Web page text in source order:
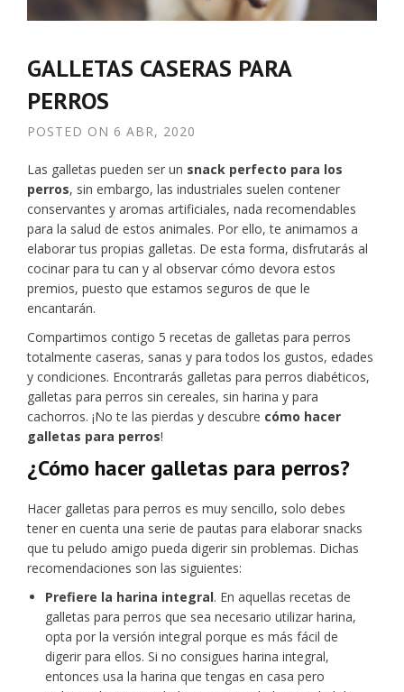
GALLETAS CASERAS PARA
PERROS
POSTED ON 6 ABR, 2020
Las galletas pueden ser un snack perfecto para los
perros, sin embargo, las industriales suelen contener
conservantes y aromas artificiales, nada recomendables
para la salud de estos animales. Por ello, te animamos a
elaborar tus propias galletas. De esta forma, disfrutarás al
cocinar para tu can y al observar cómo devora estos
premios, puesto que estamos seguros de que le
encantarán.
Compartimos contigo 5 recetas de galletas para perros
totalmente caseras, sanas y para todos los gustos, edades
y condiciones. Encontrarás galletas para perros diabéticos,
galletas para perros sin cereales, sin harina y para
cachorros. ¡No te las pierdas y descubre cómo hacer
galletas para perros!
¿Cómo hacer galletas para perros?
Hacer galletas para perros es muy sencillo, solo debes
tener en cuenta una serie de pautas para elaborar snacks
que tu peludo amigo pueda digerir sin problemas. Dichas
recomendaciones son las siguientes:
Prefiere la harina integral. En aquellas recetas de
galletas para perros que sea necesario utilizar harina,
opta por la versión integral porque es más fácil de
digerir para ellos. Si no consigues harina integral,
entonces usa la harina que tengas en casa pero